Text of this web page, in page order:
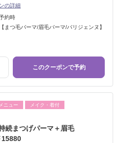
の詳細
約時
【まつ毛パーマ/眉毛パーマ/パリジェンヌ】
このクーポンで予約
ニュー
メイク・着付
続まつげパーマ＋眉毛
15880